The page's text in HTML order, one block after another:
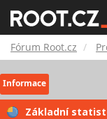
Fórum Root.cz
Informace
Základní